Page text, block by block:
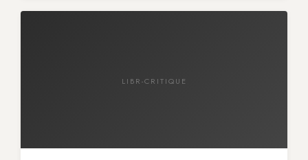
LIBR-CRITIQUE